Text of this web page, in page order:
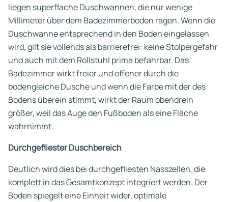
liegen superflache Duschwannen, die nur wenige
Millimeter über dem Badezimmerboden ragen. Wenn die
Duschwanne entsprechend in den Boden eingelassen
wird, gilt sie vollends als barrierefrei: keine Stolpergefahr
und auch mit dem Rollstuhl prima befahrbar. Das
Badezimmer wirkt freier und offener durch die
bodengleiche Dusche und wenn die Farbe mit der des
Bodens überein stimmt, wirkt der Raum obendrein
größer, weil das Auge den Fußboden als eine Fläche
wahrnimmt.
Durchgefliester Duschbereich
Deutlich wird dies bei durchgefliesten Nasszellen, die
komplett in das Gesamtkonzept integriert werden. Der
Boden spiegelt eine Einheit wider, optimale